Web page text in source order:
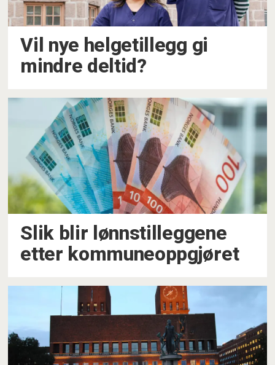
Vil nye helgetillegg gi
mindre deltid?
Slik blir lønnstilleggene
etter kommuneoppgjøret